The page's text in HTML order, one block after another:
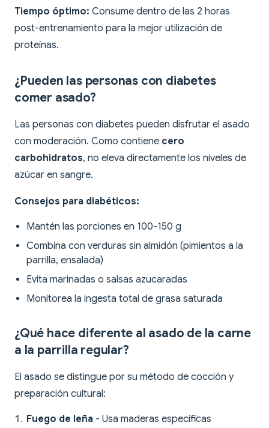
Tiempo óptimo: Consume dentro de las 2 horas
post-entrenamiento para la mejor utilización de
proteínas.
¿Pueden las personas con diabetes
comer asado?
Las personas con diabetes pueden disfrutar el asado
con moderación. Como contiene cero
carbohidratos, no eleva directamente los niveles de
azúcar en sangre.
Consejos para diabéticos:
Mantén las porciones en 100-150 g
Combina con verduras sin almidón (pimientos a la
parrilla, ensalada)
Evita marinadas o salsas azucaradas
Monitorea la ingesta total de grasa saturada
¿Qué hace diferente al asado de la carne
a la parrilla regular?
El asado se distingue por su método de cocción y
preparación cultural:
Fuego de leña - Usa maderas específicas